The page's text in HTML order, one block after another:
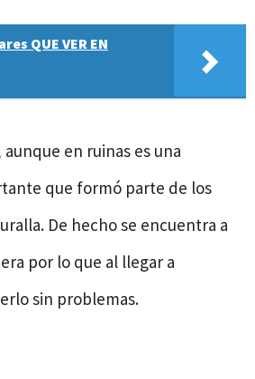
QUE VER EN
en ruinas es una
que formó parte de los
De hecho se encuentra a
por lo que al llegar a
sin problemas.